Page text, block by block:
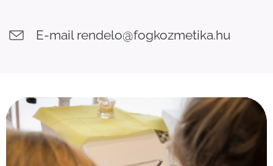
E-mail rendelo@fogkozmetika.hu